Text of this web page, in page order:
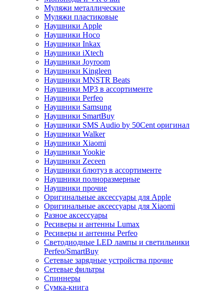
Муляжи металлические
Муляжи пластиковые
Наушники Apple
Наушники Hoco
Наушники Inkax
Наушники iXtech
Наушники Joyroom
Наушники Kingleen
Наушники MNSTR Beats
Наушники MP3 в ассортименте
Наушники Perfeo
Наушники Samsung
Наушники SmartBuy
Наушники SMS Audio by 50Cent оригинал
Наушники Walker
Наушники Xiaomi
Наушники Yookie
Наушники Zeceen
Наушники блютуз в ассортименте
Наушники полноразмерные
Наушники прочие
Оригинальные аксессуары для Apple
Оригинальные аксессуары для Xiaomi
Разное аксессуары
Ресиверы и антенны Lumax
Ресиверы и антенны Perfeo
Светодиодные LED лампы и светильники
Perfeo/SmartBuy
Сетевые зарядные устройства прочие
Сетевые фильтры
Спиннеры
Сумка-книга